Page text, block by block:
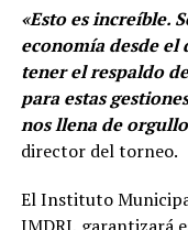
«Esto es increíble.
economía desde el
tener el respaldo
para estas
nos llena de
director del torneo.
El Instituto